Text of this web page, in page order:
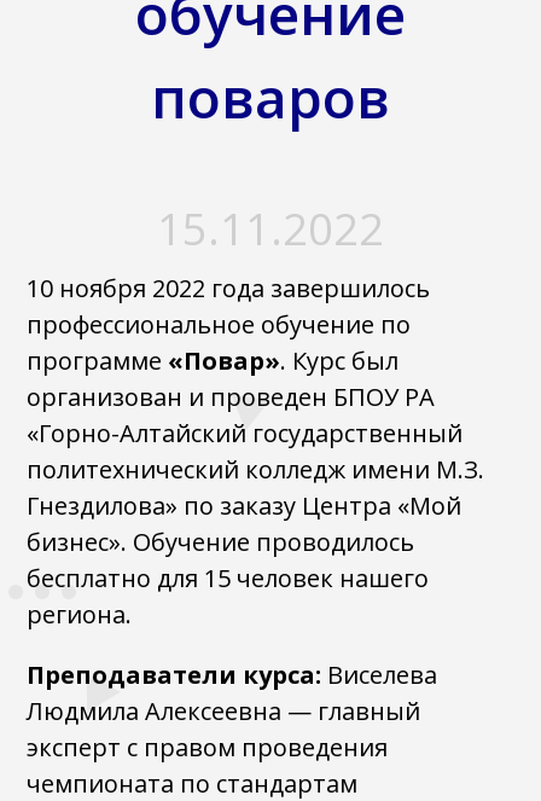
поваров
15.11.2022
10 ноября 2022 года завершилось
профессиональное обучение по
программе «Повар». Курс был
организован и проведен БПОУ РА
«Горно-Алтайский государственный
политехнический колледж имени М.З.
Гнездилова» по заказу Центра «Мой
бизнес». Обучение проводилось
бесплатно для 15 человек нашего
региона.
Преподаватели курса: Виселева
Людмила Алексеевна — главный
эксперт с правом проведения
чемпионата по стандартам